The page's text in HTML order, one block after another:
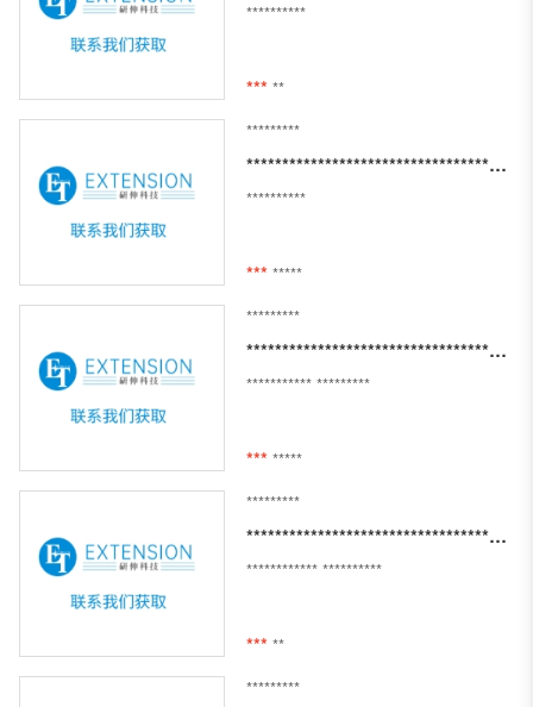
**********
*** **
*********
************************************************************
**********
*** *****
*********
********************************************************************
*********** *********
*** *****
*********
**********************************************
************ **********
*** **
*********